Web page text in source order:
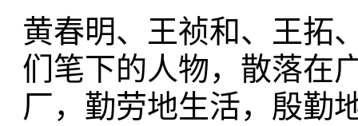
黄春明、王祯和、王拓
们笔下的人物，散落在
厂，勤劳地生活，殷勤